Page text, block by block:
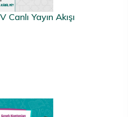
Yayın Akışı